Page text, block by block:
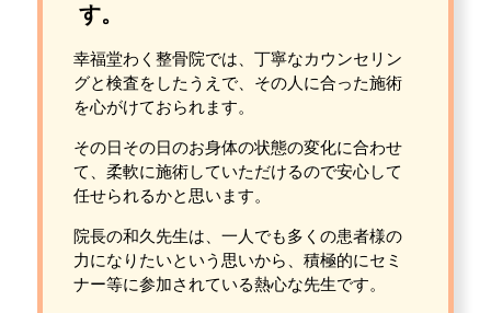
す。
幸福堂わく整骨院では、丁寧なカウンセリン
グと検査をしたうえで、その人に合った施術
を心がけておられます。
その日その日のお身体の状態の変化に合わせ
て、柔軟に施術していただけるので安心して
任せられるかと思います。
院長の和久先生は、一人でも多くの患者様の
力になりたいという思いから、積極的にセミ
ナー等に参加されている熱心な先生です。